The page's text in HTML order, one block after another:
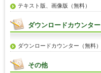
テキスト版、画像版（無料）
ダウンロードカウンター
ダウンロードカウンター（無料）
その他